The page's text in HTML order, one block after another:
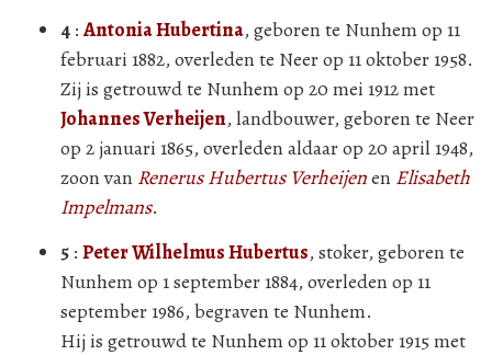
4 :Antonia Hubertina, geboren te Nunhem op 11
februari 1882, overleden te Neer op 11 oktober 1958.
Zij is getrouwd te Nunhem op 20 mei 1912 met
Johannes Verheijen, landbouwer, geboren te Neer
op 2 januari 1865, overleden aldaar op 20 april 1948,
zoon van Renerus Hubertus Verheijenen Elisabeth
Impelmans.
5 : Peter Wilhelmus Hubertus, stoker, geboren te
Nunhem op 1 september 1884, overleden op 11
september 1986, begraven te Nunhem.
Hij is getrouwd te Nunhem op 11 oktober 1915 met